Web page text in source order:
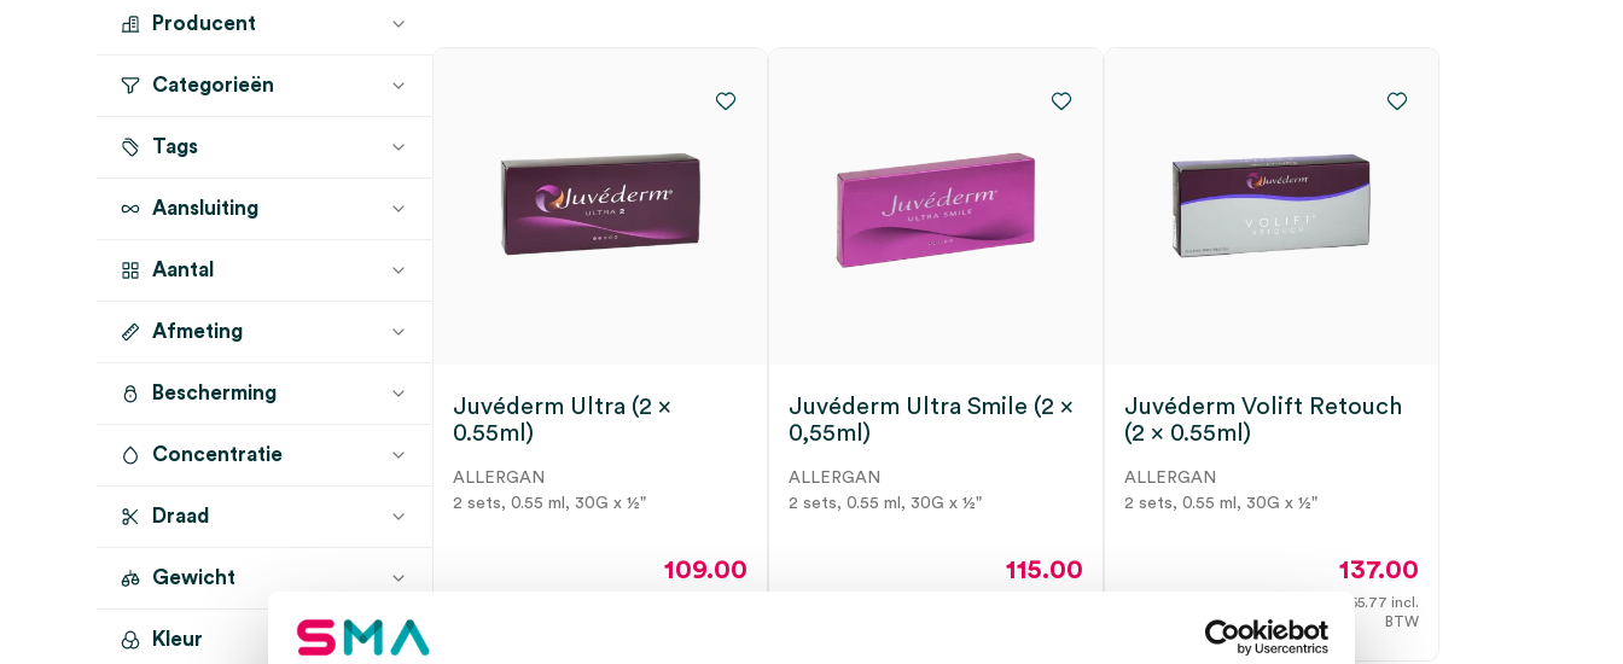
Producent
ALLERGAN (3)
Categorieën
Fillers (3)
Tags
Aansluiting
Aantal
2 sets (3)
Afmeting
Bescherming
Concentratie
Draad
Gewicht
Kleur
Juvéderm Ultra (2 x
0.55ml)
ALLERGAN
2 sets, 0.55 ml, 30G x ½"
109.00
Juvéderm Ultra Smile (2 x
0,55ml)
ALLERGAN
2 sets, 0.55 ml, 30G x ½"
115.00
Juvéderm Volift Retouch
(2 x 0.55ml)
ALLERGAN
2 sets, 0.55 ml, 30G x ½"
137.00
165.77 incl.
BTW